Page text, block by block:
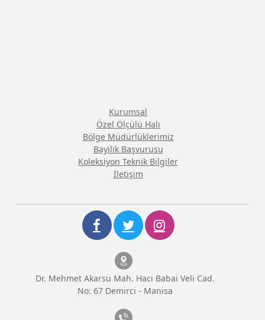
Kurumsal
Özel Ölçülü Halı
Bölge Müdürlüklerimiz
Bayilik Başvurusu
Koleksiyon Teknik Bilgiler
İletişim
Dr. Mehmet Akarsu Mah. Hacı Babai Veli Cad.
No: 67 Demirci - Manisa